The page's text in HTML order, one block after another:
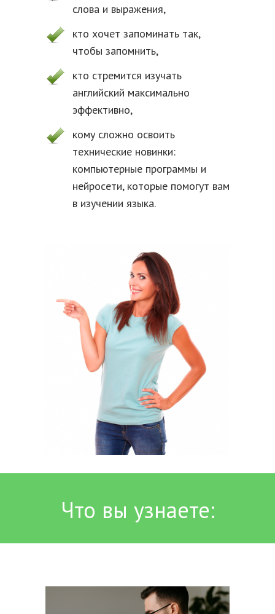
слова и выражения,
кто хочет запоминать так,
чтобы запомнить,
кто стремится изучать
английский максимально
эффективно,
кому сложно освоить
технические новинки:
компьютерные программы и
нейросети, которые помогут вам
в изучении языка.
Что вы узнаете: